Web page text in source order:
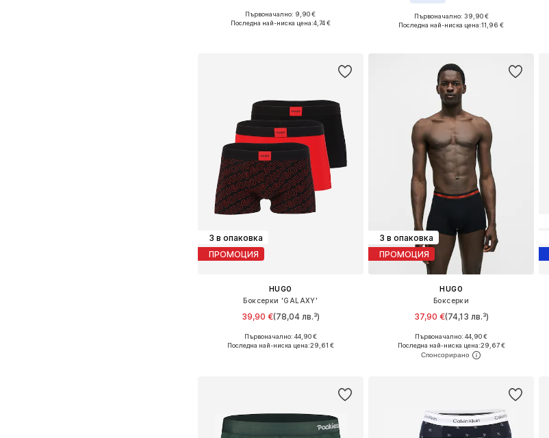
Налични размери: 41-46
Първоначално: 9,90 €
Последна най-ниска цена:4,74 € Налични размери: S, M, L, XL
Първоначално: 39,90 €
Последна най-ниска цена:11,96 €
3 в опаковка
ПРОМОЦИЯ
HUGO
Боксерки 'GALAXY'
39,90 €(78,04 лв.³)
Налични размери: S, M, L, XL, XXL
Първоначално: 44,90 €
Последна най-ниска цена:29,61 €
3 в опаковка
ПРОМОЦИЯ
HUGO
Боксерки
37,90 €(74,13 лв.³)
+ 1
Налични размери: S, M, L, XL, XXL
Добави в кошницата
Първоначално: 44,90 €
Последна най-ниска цена:29,67 €